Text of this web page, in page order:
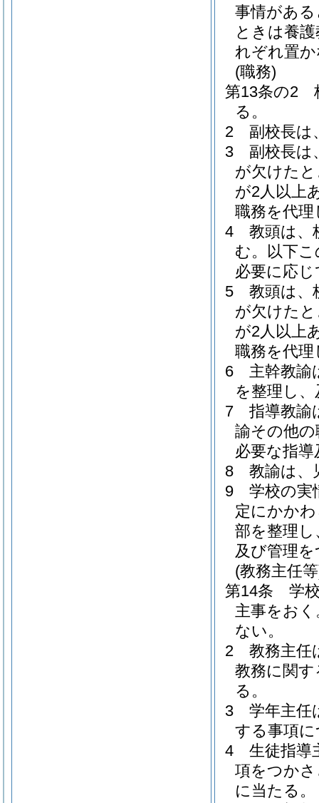
事情があ
ときは養
れぞれ置
(職務)
第13条の2
る。
2
副校長は
3
副校長は
が欠けた
が2人以上
職務を代
4
教頭は、
む。以下
必要に応
5
教頭は、
が欠けた
が2人以上
職務を代
6
主幹教諭
を整理し
7
指導教諭
諭その他
必要な指
8
教諭は、
9
学校の実
定にかか
部を整理
及び管理
(教務主任
第14条
学
主事をおく
ない。
2
教務主任
教務に関
る。
3
学年主任
する事項
4
生徒指導
項をつか
に当たる。